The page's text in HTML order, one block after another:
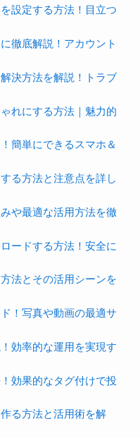
設定する方法！目立つ
徹底解説！アカウント
決方法を解説！トラブ
れにする方法｜魅力的
簡単にできるスマホ＆
る方法と注意点を詳し
や最適な活用方法を徹
ードする方法！安全に
法とその活用シーンを
！写真や動画の最適サ
効率的な運用を実現す
効果的なタグ付けで投
る方法と活用術を解